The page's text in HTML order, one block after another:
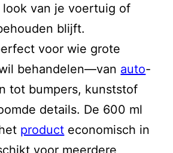
van je voertuig of
blijft.
voor wie grote
behandelen—van auto-
tot bumpers, kunststof
details. De 600 ml
product economisch in
voor meerdere